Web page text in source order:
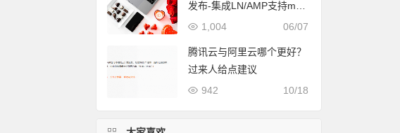
发布-集成LN/AMP支持m1/
m2 mac版本
06/07
1,004
腾讯云与阿里云哪个更好？
过来人给点建议
10/18
942